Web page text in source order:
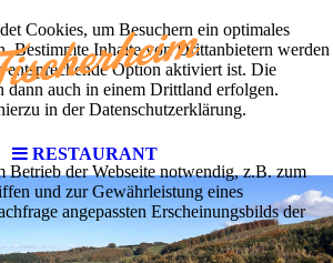
RESTAURANT
Cookies, um Besuchern ein optimales
Bestimmte Inhalte von Drittanbietern werden
entsprechende Option aktiviert ist. Die
dann auch in einem Drittland erfolgen.
in der Datenschutzerklärung.
Betrieb der Webseite notwendig, z.B. zum
und zur Gewährleistung eines
angepassten Erscheinungsbilds der